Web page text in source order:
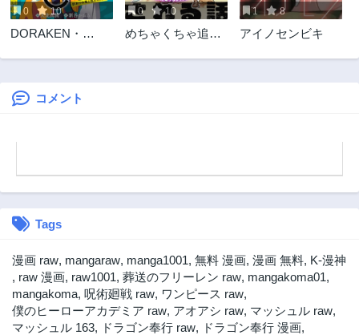
0 10
DORAKEN・
0 10
めちゃくちゃ追放
1 8
アイノセンビキ
コメント
Tags
漫画 raw, mangaraw, manga1001, 無料 漫画, 漫画 無料, K-漫神
, raw 漫画, raw1001, 葬送のフリーレン raw, mangakoma01,
mangakoma, 呪術廻戦 raw, ワンピース raw,
僕のヒーローアカデミア raw, アオアシ raw, マッシュル raw,
マッシュル 163, ドラゴン奉行 raw, ドラゴン奉行 漫画,